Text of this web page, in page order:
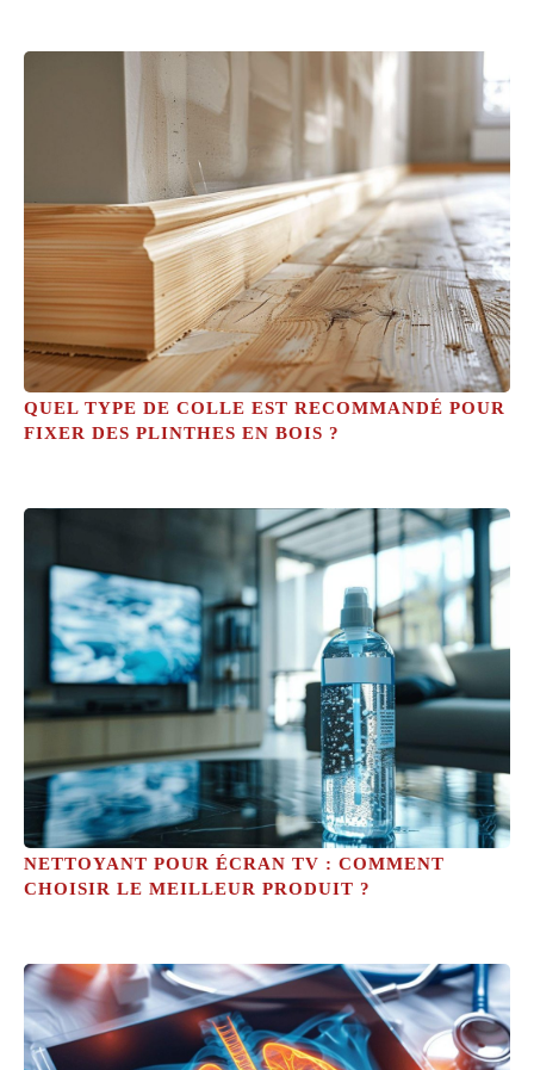
QUEL TYPE DE COLLE EST RECOMMANDÉ POUR
FIXER DES PLINTHES EN BOIS ?
NETTOYANT POUR ÉCRAN TV : COMMENT
CHOISIR LE MEILLEUR PRODUIT ?